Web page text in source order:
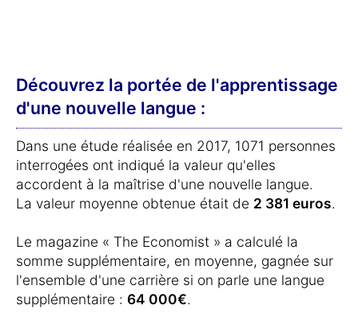
Découvrez la portée de l'apprentissage
d'une nouvelle langue :
Dans une étude réalisée en 2017, 1071 personnes
interrogées ont indiqué la valeur qu'elles
accordent à la maîtrise d'une nouvelle langue.
La valeur moyenne obtenue était de 2 381 euros.
Le magazine « The Economist » a calculé la
somme supplémentaire, en moyenne, gagnée sur
l'ensemble d'une carrière si on parle une langue
supplémentaire : 64 000€.